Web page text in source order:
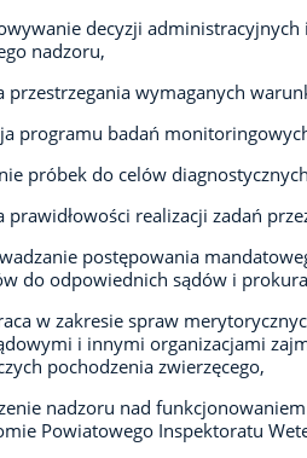
decyzji
nadzoru,
przestrzegania wymaganych
programu badań
próbek do celów
prawidłowości realizacji zadań
postępowania
do odpowiednich sądów i
w zakresie spraw
i innymi organizacjami
pochodzenia zwierzęcego,
nadzoru nad funkcjonowaniem
Powiatowego Inspektoratu